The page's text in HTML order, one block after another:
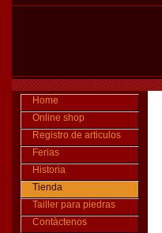
Home
Online shop
Registro de articulos
Ferias
Historia
Tienda
Tailler para piedras
Contàctenos